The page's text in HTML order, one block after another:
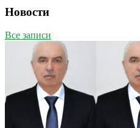
Новости
Все записи